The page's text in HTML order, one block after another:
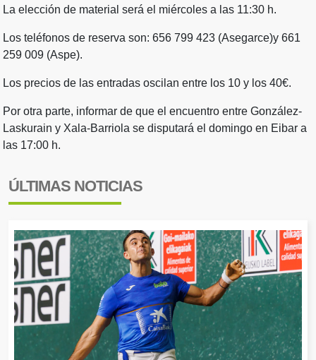
La elección de material será el miércoles a las 11:30 h.
Los teléfonos de reserva son: 656 799 423 (Asegarce)y 661
259 009 (Aspe).
Los precios de las entradas oscilan entre los 10 y los 40€.
Por otra parte, informar de que el encuentro entre González-
Laskurain y Xala-Barriola se disputará el domingo en Eibar a
las 17:00 h.
ÚLTIMAS NOTICIAS